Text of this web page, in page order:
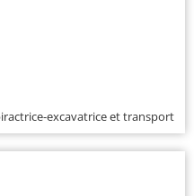
excavatrice et transport